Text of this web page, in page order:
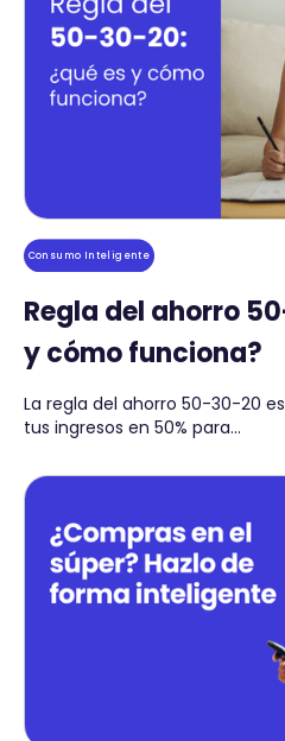
Consumo Inteligente
Regla del ahorro
y cómo funciona?
La regla del ahorro 50-30-20
tus ingresos en 50% para...